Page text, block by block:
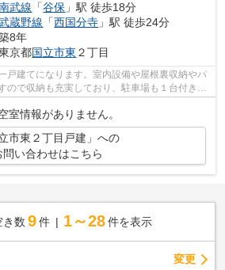
武線 「谷保 」駅 徒歩18分
蔵野線 「西国分寺 」駅 徒歩24分
8年
京都国立市東 ２丁目
戸建てになります。室内設備や屋根裏収納やパ
ので収納も充実しており、駐車場も１台付きに
自転車ス...
室情報がありません。
立市東２丁目戸建」への
問い合わせはこちら
き数 9 件 1～28 件を表示
変更